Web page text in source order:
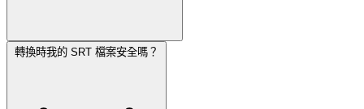
轉換時我的 SRT 檔案安全嗎？